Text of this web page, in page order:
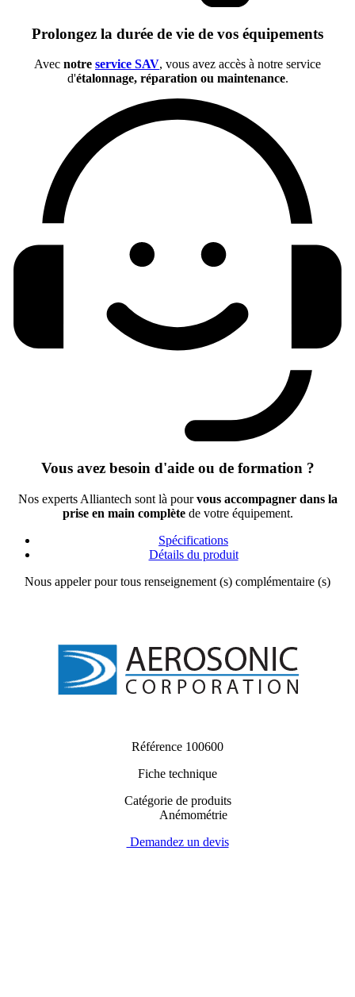
Prolongez la durée de vie de vos équipements
Avec notre service SAV, vous avez accès à notre service
d'étalonnage, réparation ou maintenance.
Vous avez besoin d'aide ou de formation ?
Nos experts Alliantech sont là pourvous accompagner dans la
prise en main complètede votre équipement.
Spécifications
Détails du produit
Nous appeler pour tous renseignement (s) complémentaire (s)
Référence 100600
Fiche technique
Catégorie de produits
Anémométrie
Demandez un devis